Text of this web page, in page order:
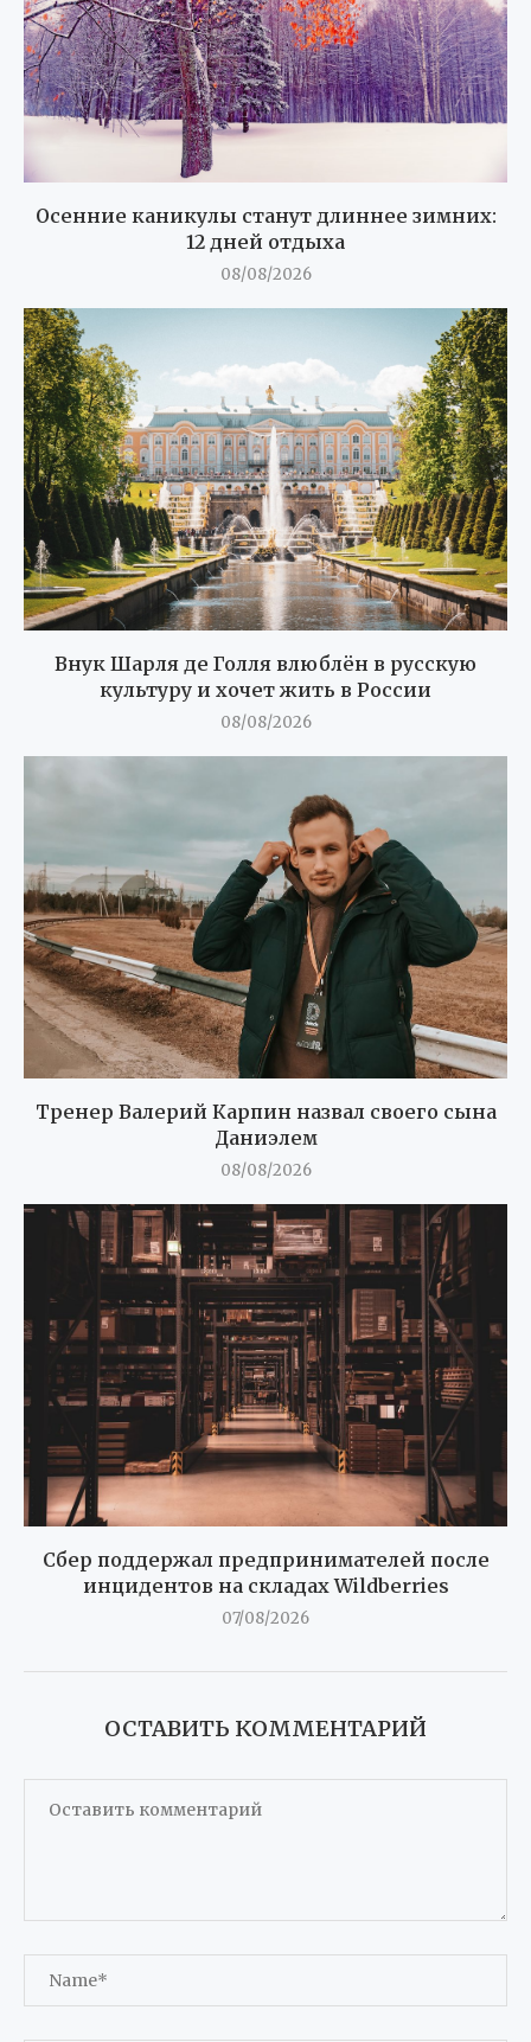
Осенние каникулы станут длиннее зимних:
12 дней отдыха
08/08/2026
Внук Шарля де Голля влюблён в русскую
культуру и хочет жить в России
08/08/2026
Тренер Валерий Карпин назвал своего сына
Даниэлем
08/08/2026
Сбер поддержал предпринимателей после
инцидентов на складах Wildberries
07/08/2026
ОСТАВИТЬ КОММЕНТАРИЙ